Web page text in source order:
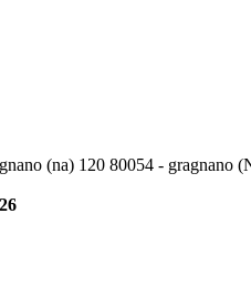
(na) 120 80054 - gragnano